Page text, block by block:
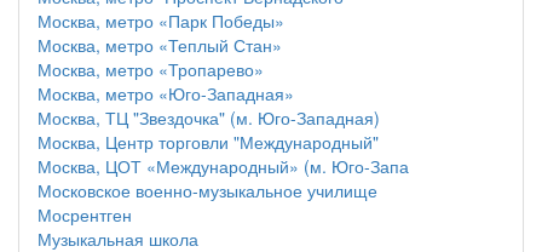
Москва, метро «Парк Победы»
Москва, метро «Теплый Стан»
Москва, метро «Тропарево»
Москва, метро «Юго-Западная»
Москва, ТЦ "Звездочка" (м. Юго-Западная)
Москва, Центр торговли "Международный"
Москва, ЦОТ «Международный» (м. Юго-Запа
Московское военно-музыкальное училище
Мосрентген
Музыкальная школа